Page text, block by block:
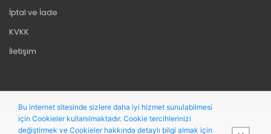
İptal ve İade
KVKK
İletişim
Bu internet sitesinde sizlere daha iyi hizmet sunulabilmesi
için Cookieler kullanılmaktadır. Cookie tercihlerinizi
değiştirmek ve Cookieler hakkında detaylı bilgi almak için